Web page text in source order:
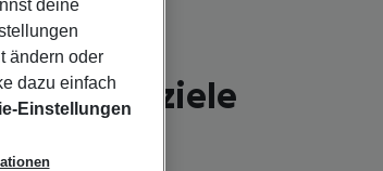
Reiseziele
deine
ändern oder
dazu einfach
Einstellungen